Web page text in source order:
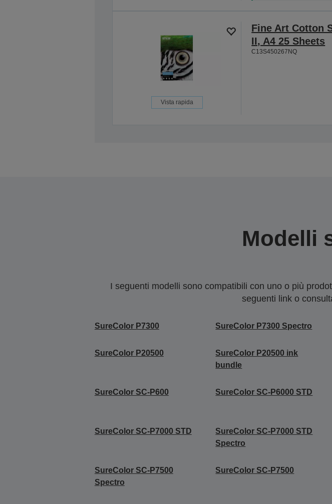
Vista rapida
Fine Art Cotton
II, A4 25 Sheets
C13S450267NQ
Modelli
I seguenti modelli sono compatibili con uno o più
seguenti link o
SureColor P7300 SureColor P7300 Spectro
SureColor P20500
SureColor P20500 ink
bundle
SureColor SC-P600 SureColor SC-P6000 STD
SureColor SC-P7000 STD
SureColor SC-P7000 STD
Spectro
SureColor SC-P7500
Spectro
SureColor SC-P7500